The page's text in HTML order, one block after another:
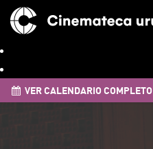
VER CALENDARIO COMPLETO